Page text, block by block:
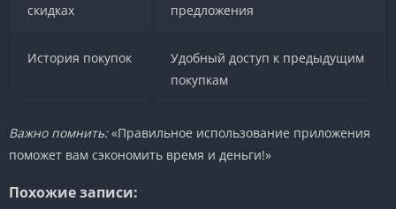
скидках
предложения
История покупок
Удобный доступ к предыдущим
покупкам
Важно помнить:«Правильное использование приложения
поможет вам сэкономить время и деньги!»
Похожие записи: